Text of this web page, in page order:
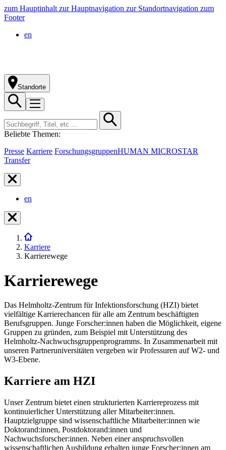
zum Hauptinhalt zur Hauptnavigation zur Standortnavigation zum
Footer
en
Standorte
Beliebte Themen:
Presse Karriere ForschungsgruppenHUMAN MICROSTAR
Transfer
en
Karriere
Karrierewege
Karrierewege
Das Helmholtz-Zentrum für Infektionsforschung (HZI) bietet
vielfältige Karrierechancen für alle am Zentrum beschäftigten
Berufsgruppen. Junge Forscher:innen haben die Möglichkeit, eigene
Gruppen zu gründen, zum Beispiel mit Unterstützung des
Helmholtz-Nachwuchsgruppenprogramms. In Zusammenarbeit mit
unseren Partneruniversitäten vergeben wir Professuren auf W2- und
W3-Ebene.
Karriere am HZI
Unser Zentrum bietet einen strukturierten Karriereprozess mit
kontinuierlicher Unterstützung aller Mitarbeiter:innen.
Hauptzielgruppe sind wissenschaftliche Mitarbeiter:innen wie
Doktorand:innen, Postdoktorand:innen und
Nachwuchsforscher:innen. Neben einer anspruchsvollen
wissenschaftlichen Ausbildung erhalten junge Forscher:innen am